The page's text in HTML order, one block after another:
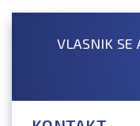
VLASNIK SE